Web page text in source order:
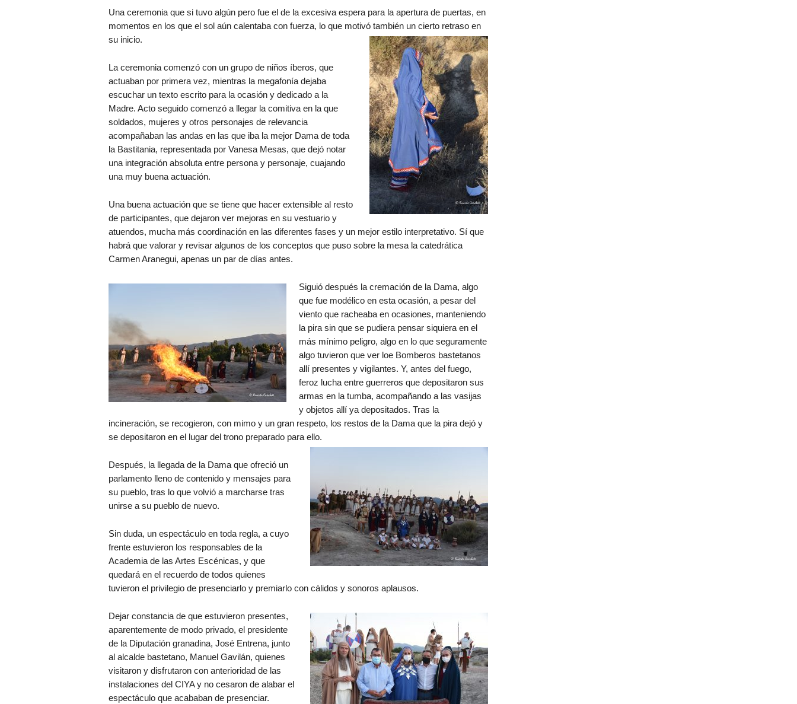
Una ceremonia que si tuvo algún pero fue el de la excesiva espera para la apertura de puertas, en
momentos en los que el sol aún calentaba con fuerza, lo que motivó también un cierto retraso en
su inicio.
La ceremonia comenzó con un grupo de niños íberos, que
actuaban por primera vez, mientras la megafonía dejaba
escuchar un texto escrito para la ocasión y dedicado a la
Madre. Acto seguido comenzó a llegar la comitiva en la que
soldados, mujeres y otros personajes de relevancia
acompañaban las andas en las que iba la mejor Dama de toda
la Bastitania, representada por Vanesa Mesas, que dejó notar
una integración absoluta entre persona y personaje, cuajando
una muy buena actuación.
Una buena actuación que se tiene que hacer extensible al resto
de participantes, que dejaron ver mejoras en su vestuario y
atuendos, mucha más coordinación en las diferentes fases y un mejor estilo interpretativo. Sí que
habrá que valorar y revisar algunos de los conceptos que puso sobre la mesa la catedrática
Carmen Aranegui, apenas un par de días antes.
Siguió después la cremación de la Dama, algo
que fue modélico en esta ocasión, a pesar del
viento que racheaba en ocasiones, manteniendo
la pira sin que se pudiera pensar siquiera en el
más mínimo peligro, algo en lo que seguramente
algo tuvieron que ver loe Bomberos bastetanos
allí presentes y vigilantes. Y, antes del fuego,
feroz lucha entre guerreros que depositaron sus
armas en la tumba, acompañando a las vasijas
y objetos allí ya depositados. Tras la
incineración, se recogieron, con mimo y un gran respeto, los restos de la Dama que la pira dejó y
se depositaron en el lugar del trono preparado para ello.
Después, la llegada de la Dama que ofreció un
parlamento lleno de contenido y mensajes para
su pueblo, tras lo que volvió a marcharse tras
unirse a su pueblo de nuevo.
Sin duda, un espectáculo en toda regla, a cuyo
frente estuvieron los responsables de la
Academia de las Artes Escénicas, y que
quedará en el recuerdo de todos quienes
tuvieron el privilegio de presenciarlo y premiarlo con cálidos y sonoros aplausos.
Dejar constancia de que estuvieron presentes,
aparentemente de modo privado, el presidente
de la Diputación granadina, José Entrena, junto
al alcalde bastetano, Manuel Gavilán, quienes
visitaron y disfrutaron con anterioridad de las
instalaciones del CIYA y no cesaron de alabar el
espectáculo que acababan de presenciar.